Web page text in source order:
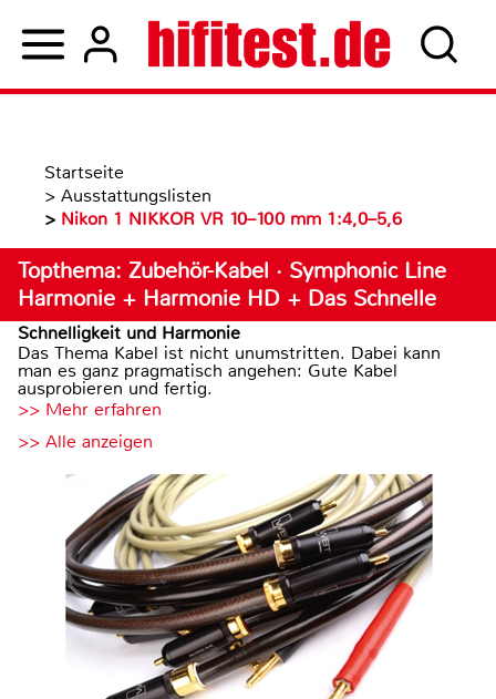
Startseite
> Ausstattungslisten
> Nikon 1 NIKKOR VR 10–100 mm 1:4,0–5,6
Topthema: Zubehör-Kabel · Symphonic Line
Harmonie + Harmonie HD + Das Schnelle
Schnelligkeit und Harmonie
Das Thema Kabel ist nicht unumstritten. Dabei kann
man es ganz pragmatisch angehen: Gute Kabel
ausprobieren und fertig.
>> Mehr erfahren
>> Alle anzeigen